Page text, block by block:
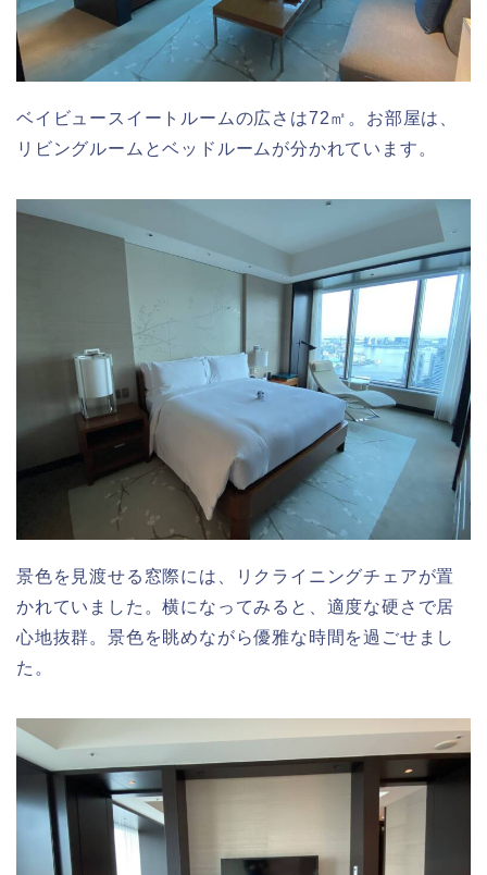
ベイビュースイートルームの広さは72㎡ 。お部屋は、
リビングルームとベッドルームが分かれています。
景色を見渡せる窓際には、リクライニングチェアが置
かれていました。横になってみると、適度な硬さで居
心地抜群。景色を眺めながら優雅な時間を過ごせまし
た。